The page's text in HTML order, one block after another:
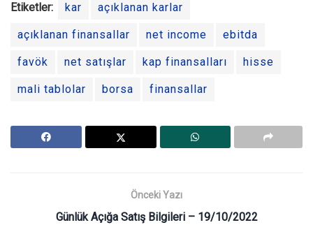
Etiketler: kar açıklanan karlar
açıklanan finansallar net income ebitda
favök net satışlar kap finansalları hisse
mali tablolar borsa finansallar
Önceki Yazı
Günlük Açığa Satış Bilgileri – 19/10/2022